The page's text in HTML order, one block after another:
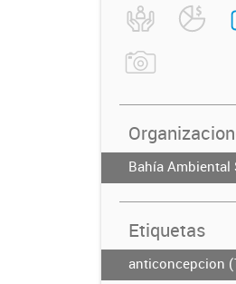
Bahía Ambiental
Etiquetas
anticoncepcion